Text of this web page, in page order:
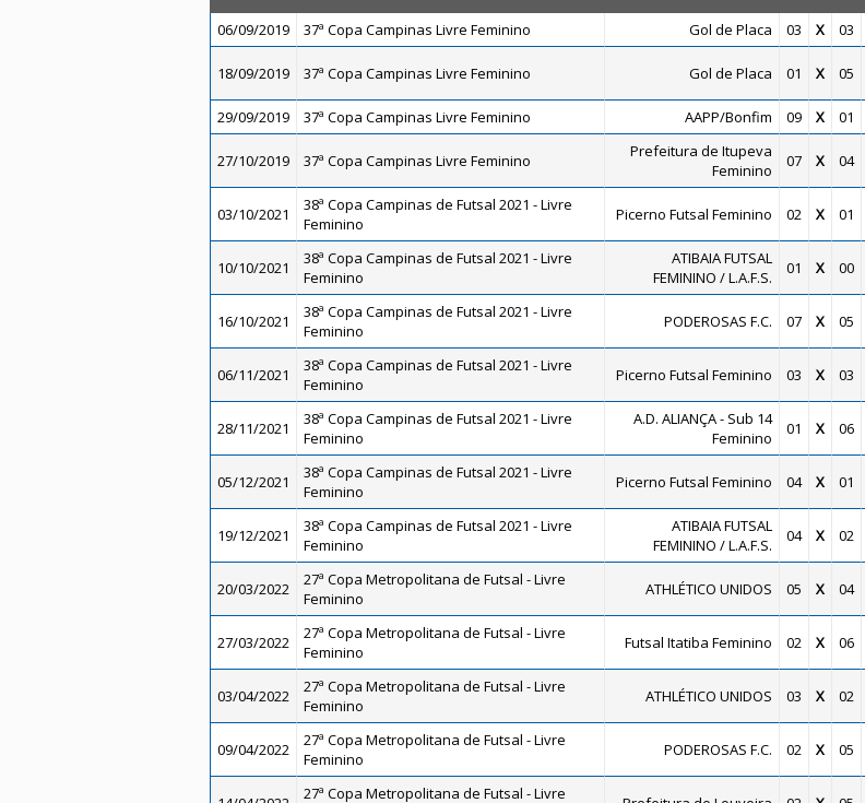
06/09/2019 37ª Copa Campinas Livre Feminino Gol de Placa 03 X 03
18/09/2019 37ª Copa Campinas Livre Feminino Gol de Placa 01 X 05
29/09/2019 37ª Copa Campinas Livre Feminino AAPP/Bonfim 09 X 01
27/10/2019 37ª Copa Campinas Livre Feminino
Prefeitura de Itupeva
Feminino
07 X 04
03/10/2021
38ª Copa Campinas de Futsal 2021 - Livre
Feminino
Picerno Futsal Feminino 02 X 01
10/10/2021
38ª Copa Campinas de Futsal 2021 - Livre
Feminino
ATIBAIA FUTSAL
FEMININO / L.A.F.S.
01 X 00
16/10/2021
38ª Copa Campinas de Futsal 2021 - Livre
Feminino
PODEROSAS F.C. 07 X 05
06/11/2021
38ª Copa Campinas de Futsal 2021 - Livre
Feminino
Picerno Futsal Feminino 03 X 03
28/11/2021
38ª Copa Campinas de Futsal 2021 - Livre
Feminino
A.D. ALIANÇA - Sub 14
Feminino
01 X 06
05/12/2021
38ª Copa Campinas de Futsal 2021 - Livre
Feminino
Picerno Futsal Feminino 04 X 01
19/12/2021
38ª Copa Campinas de Futsal 2021 - Livre
Feminino
ATIBAIA FUTSAL
FEMININO / L.A.F.S.
04 X 02
20/03/2022
27ª Copa Metropolitana de Futsal - Livre
Feminino
ATHLÉTICO UNIDOS 05 X 04
27/03/2022
27ª Copa Metropolitana de Futsal - Livre
Feminino
Futsal Itatiba Feminino 02 X 06
03/04/2022
27ª Copa Metropolitana de Futsal - Livre
Feminino
ATHLÉTICO UNIDOS 03 X 02
09/04/2022
27ª Copa Metropolitana de Futsal - Livre
Feminino
PODEROSAS F.C. 02 X 05
27ª Copa Metropolitana de Futsal - Livre